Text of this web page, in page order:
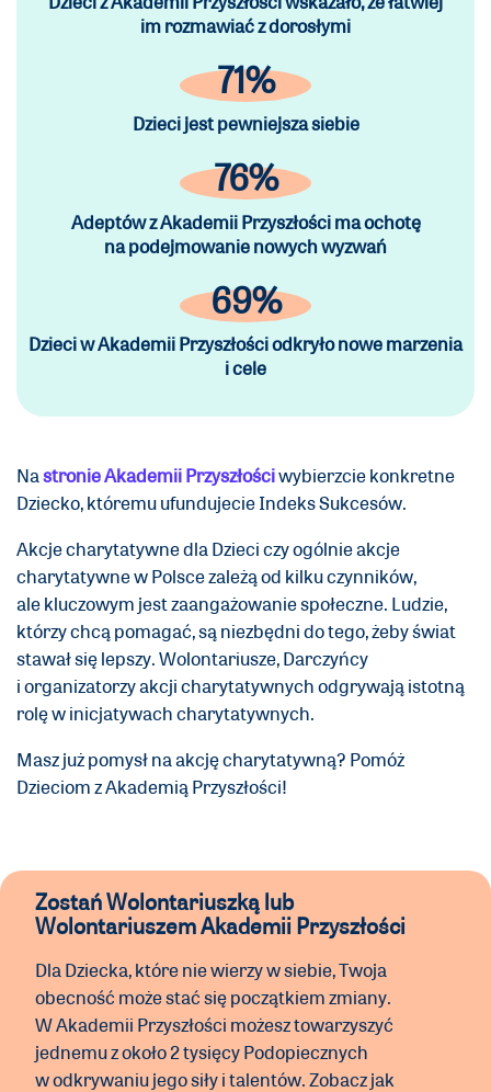
im rozmawiać z dorosłymi
71%
Dzieci jest pewniejsza siebie
76%
Adeptów z Akademii Przyszłości ma ochotę
na podejmowanie nowych wyzwań
69%
Dzieci w Akademii Przyszłości odkryło nowe marzenia
i cele
Nastronie Akademii Przyszłościwybierzcie konkretne
Dziecko, któremu ufundujecie Indeks Sukcesów.
Akcje charytatywne dla Dzieci czy ogólnie akcje
charytatywne w Polsce zależą od kilku czynników,
ale kluczowym jest zaangażowanie społeczne. Ludzie,
którzy chcą pomagać, są niezbędni do tego, żeby świat
stawał się lepszy. Wolontariusze, Darczyńcy
i organizatorzy akcji charytatywnych odgrywają istotną
rolę w inicjatywach charytatywnych.
Masz już pomysł na akcję charytatywną? Pomóż
Dzieciom z Akademią Przyszłości!
Zostań Wolontariuszką lub
Wolontariuszem Akademii Przyszłości
Dla Dziecka, które nie wierzy w siebie, Twoja
obecność może stać się początkiem zmiany.
W Akademii Przyszłości możesz towarzyszyć
jednemu z około 2 tysięcy Podopiecznych
w odkrywaniu jego siły i talentów. Zobacz jak